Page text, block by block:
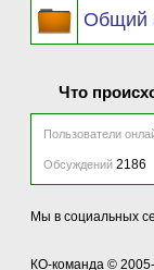
Общий
Что
Пользователи
Обсуждений 2186
Мы в социальных
КО-команда ©